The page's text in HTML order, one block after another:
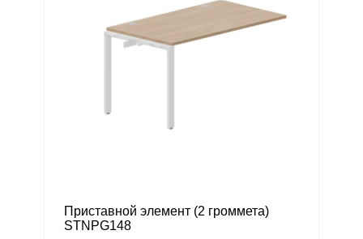
Приставной элемент (2 громмета)
STNPG148